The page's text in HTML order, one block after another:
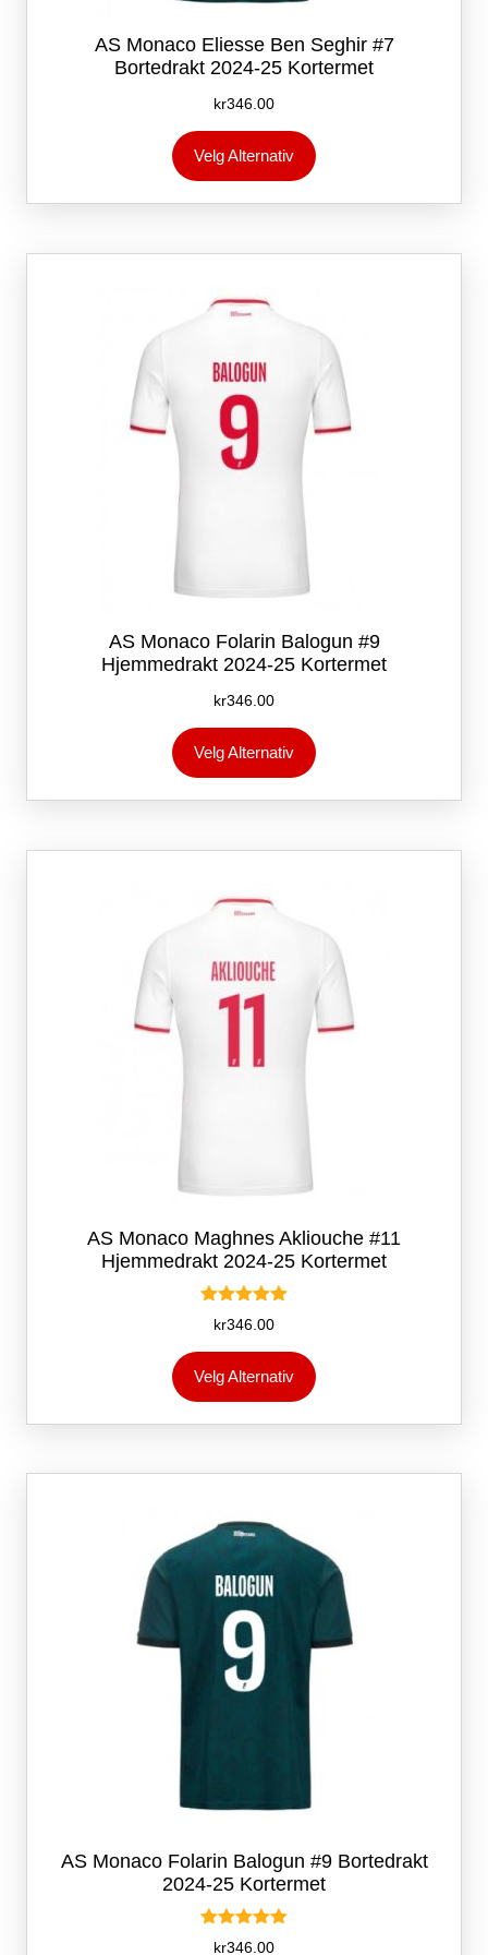
AS Monaco Eliesse Ben Seghir #7
Bortedrakt 2024-25 Kortermet
kr346.00
Velg Alternativ
produktet
flere
Alternativene
på
produktsiden
AS Monaco Folarin Balogun #9
Hjemmedrakt 2024-25 Kortermet
kr346.00
Velg Alternativ
produktet
flere
Alternativene
produktsiden
AS Monaco Maghnes Akliouche #11
Hjemmedrakt 2024-25 Kortermet
Vurdert
5.00
av 5
kr346.00
Velg Alternativ
produktet
flere
Alternativene
på
produktsiden
AS Monaco Folarin Balogun #9 Bortedrakt
2024-25 Kortermet
Vurdert
kr346.00